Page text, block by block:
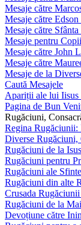
Mesaje către
Mesaje către
Mesaje către
Mesaje pentru
Mesaje către John
Mesaje către
Mesaje de la
Caută Mesajele
Apariții ale lui Iisus
Pagina de Bun
Rugăciuni,
Regina Rugăciunii:
Diverse Rugăciuni,
Rugăciuni de la
Rugăciuni pentru
Rugăciuni ale
Rugăciuni din alte
Crusada Rugăciunii
Rugăciuni de la
Devoțiune către